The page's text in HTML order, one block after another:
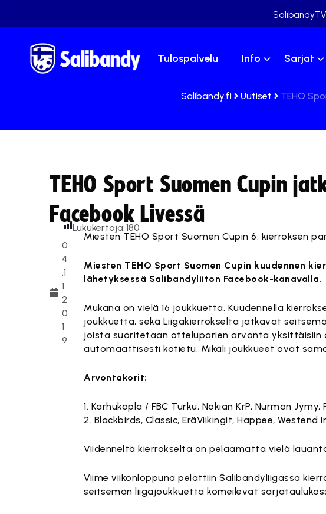
SalibandyTV
Tulospalvelu Info Sarjat
Salibandy.fi Uutiset TEHO
TEHO Sport Suomen Cupin
Facebook Livessä
0
4
.1
1.
2
0
1
9
Lukukertoja:180
Miesten TEHO Sport Suomen Cupin 6. kierroksen
Miesten TEHO Sport Suomen Cupin kuudennen
lähetyksessä Salibandyliiton Facebook-kanavalla.
Mukana on vielä 16 joukkuetta. Kuudennella
joukkuetta, sekä Liigakierrokselta jatkavat
joista suoritetaan otteluparien arvonta yksittäisiin
automaattisesti kotietu. Mikäli joukkueet ovat
Arvontakorit:
1. Karhukopla / FBC Turku, Nokian KrP, Nurmon
2. Blackbirds, Classic, EräViikingit, Happee,
Viidenneltä kierrokselta on pelaamatta vielä
Viime viikonloppuna pelattiin Salibandyliigassa
seitsemän liigajoukkuetta komeilevat